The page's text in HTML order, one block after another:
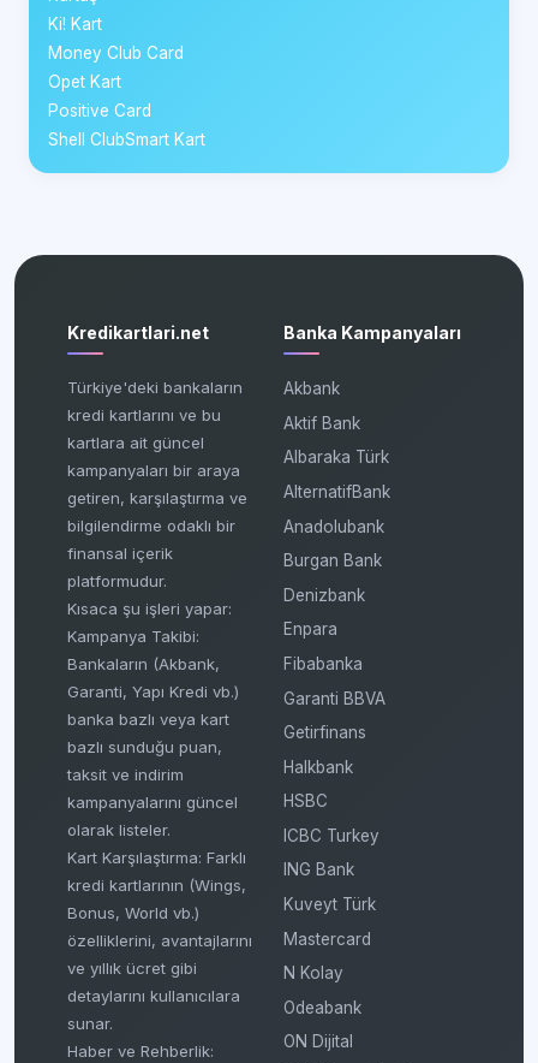
Ki! Kart
Money Club Card
Opet Kart
Positive Card
Shell ClubSmart Kart
Kredikartlari.net
Türkiye'deki bankaların
kredi kartlarını ve bu
kartlara ait güncel
kampanyaları bir araya
getiren, karşılaştırma ve
bilgilendirme odaklı bir
finansal içerik
platformudur.
Kısaca şu işleri yapar:
Kampanya Takibi:
Bankaların (Akbank,
Garanti, Yapı Kredi vb.)
banka bazlı veya kart
bazlı sunduğu puan,
taksit ve indirim
kampanyalarını güncel
olarak listeler.
Kart Karşılaştırma: Farklı
kredi kartlarının (Wings,
Bonus, World vb.)
özelliklerini, avantajlarını
ve yıllık ücret gibi
detaylarını kullanıcılara
sunar.
Haber ve Rehberlik:
Banka Kampanyaları
Akbank
Aktif Bank
Albaraka Türk
AlternatifBank
Anadolubank
Burgan Bank
Denizbank
Enpara
Fibabanka
Garanti BBVA
Getirfinans
Halkbank
HSBC
ICBC Turkey
ING Bank
Kuveyt Türk
Mastercard
N Kolay
Odeabank
ON Dijital